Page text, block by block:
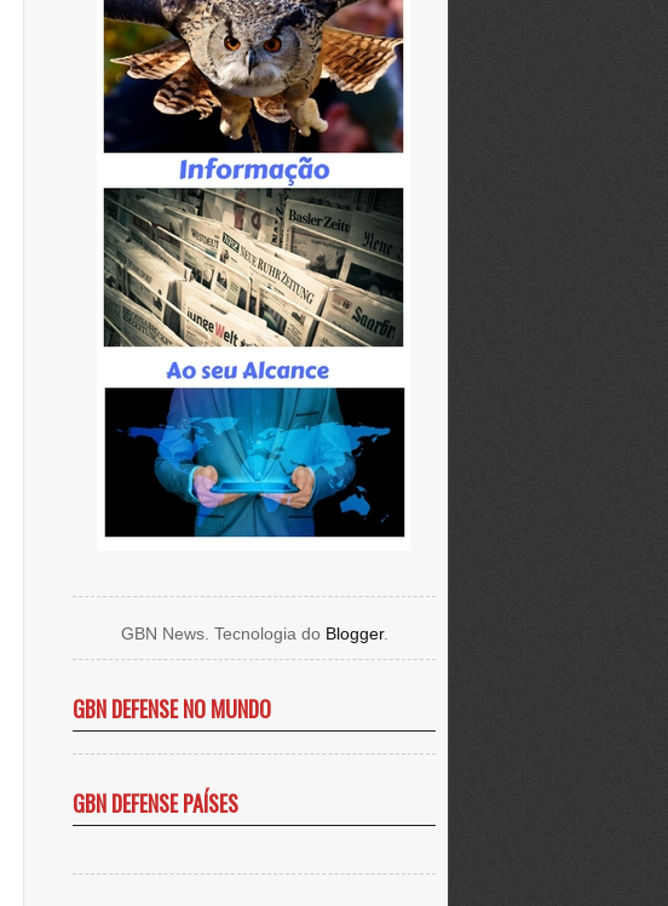
GBN News. Tecnologia do Blogger.
GBN DEFENSE NO MUNDO
GBN DEFENSE PAÍSES